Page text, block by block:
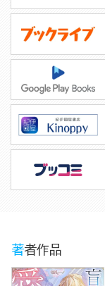
著者作品